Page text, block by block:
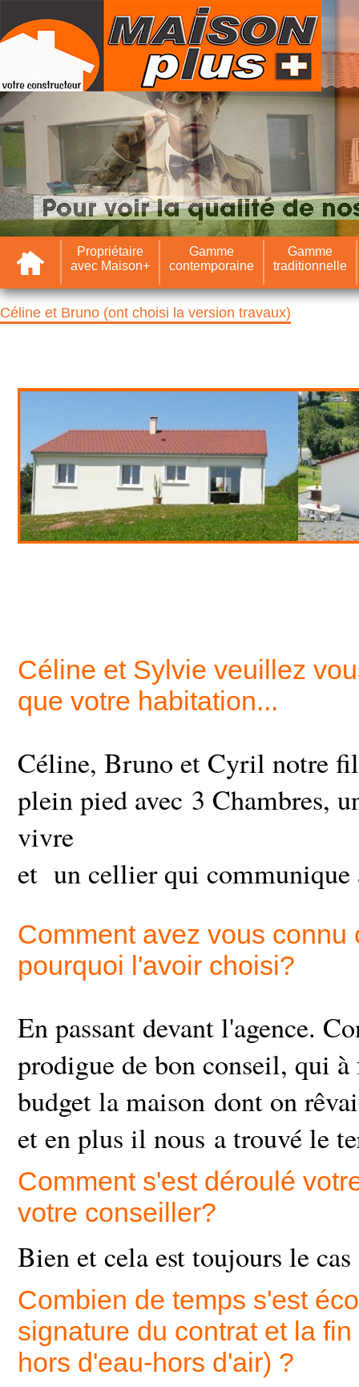
Accueil
Propriétaire
avec Maison+
Gamme
contemporaine
Gamme
traditionnelle
Céline et Bruno (ont choisi la version travaux)
Céline et Sylvie veuillez
que votre habitation...
Céline, Bruno et Cyril notre
plein pied avec 3 Chambres,
vivre
et un cellier qui communique
Comment avez vous connu
pourquoi l'avoir choisi?
En passant devant l'agence.
prodigue de bon conseil, qui
budget la maison dont on
et en plus il nous a trouvé le
Comment s'est déroulé
votre conseiller?
Bien et cela est toujours le cas
Combien de temps s'est
signature du contrat et la
hors d'eau-hors d'air) ?